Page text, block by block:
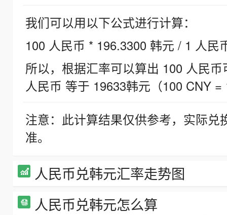
我们可以用以下公式进行计算：
100 人民币 * 196.3300 韩元 / 1 人民
所以，根据汇率可以算出 100 人民
人民币 等于 19633韩元（100 CNY =
注意：此计算结果仅供参考，实际
准。
人民币兑韩元汇率走势图
人民币兑韩元怎么算